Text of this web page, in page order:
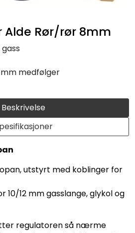
Beskrivelse
utstyrt med koblinger for
10/12 mm gasslange, glykol og
regulatoren så nærme
Alde Rør/rør 8mm
mm medfølger